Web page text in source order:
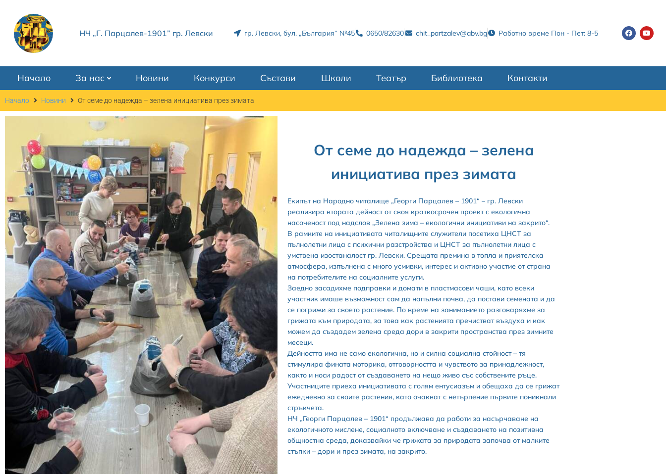
НЧ „Г. Парцалев-1901” гр. Левски гр. Левски, бул. „България“ №45 0650/82630 chit_partzalev@abv.bg Работно време Пон - Пет: 8-5
Начало За нас Новини Конкурси Състави Школи Театър Библиотека Контакти
Начало Новини От семе до надежда – зелена инициатива през зимата
От семе до надежда – зелена
инициатива през зимата
Екипът на Народно читалище „Георги Парцалев – 1901“ – гр. Левски
реализира втората дейност от своя краткосрочен проект с екологична
насоченост под надслов „Зелена зима – екологични инициативи на закрито“.
В рамките на инициативата читалищните служители посетиха ЦНСТ за
пълнолетни лица с психични разстройства и ЦНСТ за пълнолетни лица с
умствена изостаналост гр. Левски. Срещата премина в топла и приятелска
атмосфера, изпълнена с много усмивки, интерес и активно участие от страна
на потребителите на социалните услуги.
Заедно засадихме подправки и домати в пластмасови чаши, като всеки
участник имаше възможност сам да напълни почва, да постави семената и да
се погрижи за своето растение. По време на заниманието разговаряхме за
грижата към природата, за това как растенията пречистват въздуха и как
можем да създадем зелена среда дори в закрити пространства през зимните
месеци.
Дейността има не само екологична, но и силна социална стойност – тя
стимулира фината моторика, отговорността и чувството за принадлежност,
както и носи радост от създаването на нещо живо със собствените ръце.
Участниците приеха инициативата с голям ентусиазъм и обещаха да се грижат
ежедневно за своите растения, като очакват с нетърпение първите поникнали
стръкчета.
НЧ „Георги Парцалев – 1901“ продължава да работи за насърчаване на
екологичното мислене, социалното включване и създаването на позитивна
общностна среда, доказвайки че грижата за природата започва от малките
стъпки – дори и през зимата, на закрито.